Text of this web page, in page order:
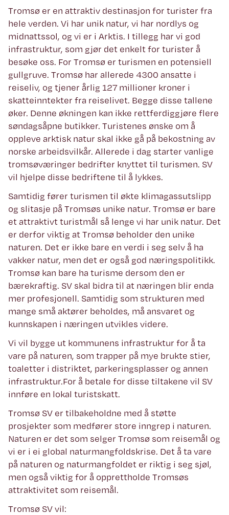
Tromsø er en attraktiv destinasjon for turister fra
hele verden. Vi har unik natur, vi har nordlys og
midnattssol, og vi er i Arktis. I tillegg har vi god
infrastruktur, som gjør det enkelt for turister å
besøke oss. For Tromsø er turismen en potensiell
gullgruve. Tromsø har allerede 4300 ansatte i
reiseliv, og tjener årlig 127 millioner kroner i
skatteinntekter fra reiselivet. Begge disse tallene
øker. Denne økningen kan ikke rettferdiggjøre flere
søndagsåpne butikker. Turistenes ønske om å
oppleve arktisk natur skal ikke gå på bekostning av
norske arbeidsvilkår. Allerede i dag starter vanlige
tromsøværinger bedrifter knyttet til turismen. SV
vil hjelpe disse bedriftene til å lykkes.
Samtidig fører turismen til økte klimagassutslipp
og slitasje på Tromsøs unike natur. Tromsø er bare
et attraktivt turistmål så lenge vi har unik natur. Det
er derfor viktig at Tromsø beholder den unike
naturen. Det er ikke bare en verdi i seg selv å ha
vakker natur, men det er også god næringspolitikk.
Tromsø kan bare ha turisme dersom den er
bærekraftig. SV skal bidra til at næringen blir enda
mer profesjonell. Samtidig som strukturen med
mange små aktører beholdes, må ansvaret og
kunnskapen i næringen utvikles videre.
Vi vil bygge ut kommunens infrastruktur for å ta
vare på naturen, som trapper på mye brukte stier,
toaletter i distriktet, parkeringsplasser og annen
infrastruktur.For å betale for disse tiltakene vil SV
innføre en lokal turistskatt.
Tromsø SV er tilbakeholdne med å støtte
prosjekter som medfører store inngrep i naturen.
Naturen er det som selger Tromsø som reisemål og
vi er i ei global naturmangfoldskrise. Det å ta vare
på naturen og naturmangfoldet er riktig i seg sjøl,
men også viktig for å opprettholde Tromsøs
attraktivitet som reisemål.
Tromsø SV vil: